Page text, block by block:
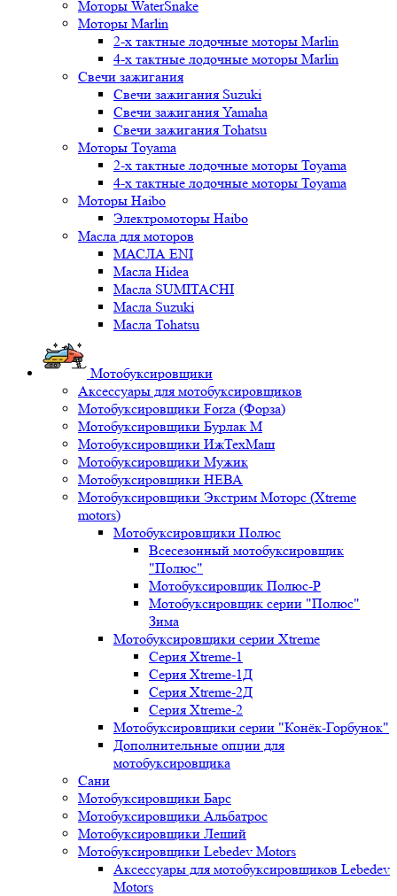
Моторы WaterSnake
Моторы Marlin
2-х тактные лодочные моторы Marlin
4-х тактные лодочные моторы Marlin
Свечи зажигания
Свечи зажигания Suzuki
Свечи зажигания Yamaha
Свечи зажигания Tohatsu
Моторы Toyama
2-х тактные лодочные моторы Toyama
4-х тактные лодочные моторы Toyama
Моторы Haibo
Электромоторы Haibo
Масла для моторов
МАСЛА ENI
Масла Hidea
Масла SUMITACHI
Масла Suzuki
Масла Tohatsu
Мотобуксировщики
Аксессуары для мотобуксировщиков
Мотобуксировщики Forza (Форза)
Мотобуксировщики Бурлак М
Мотобуксировщики ИжТехМаш
Мотобуксировщики Мужик
Мотобуксировщики НЕВА
Мотобуксировщики Экстрим Моторс (Xtreme
motors)
Мотобуксировщики Полюс
Всесезонный мотобуксировщик
"Полюс"
Мотобуксировщик Полюс-Р
Мотобуксировщик серии "Полюс"
Зима
Мотобуксировщики серии Xtreme
Серия Xtreme-1
Серия Xtreme-1Д
Серия Xtreme-2Д
Серия Xtreme-2
Мотобуксировщики серии "Конёк-Горбунок"
Дополнительные опции для
мотобуксировщика
Сани
Мотобуксировщики Барс
Мотобуксировщики Альбатрос
Мотобуксировщики Леший
Мотобуксировщики Lebedev Motors
Аксессуары для мотобуксировщиков Lebedev
Motors